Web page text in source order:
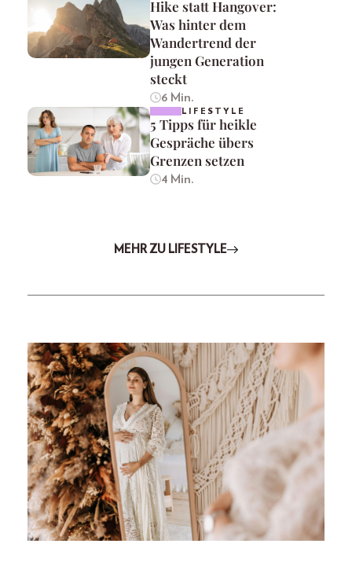
Hike statt Hangover:
Was hinter dem
Wandertrend der
jungen Generation
steckt
6 Min.
LIFESTYLE
5 Tipps für heikle
Gespräche übers
Grenzen setzen
4 Min.
MEHR ZU LIFESTYLE